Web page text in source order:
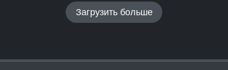
Загрузить больше